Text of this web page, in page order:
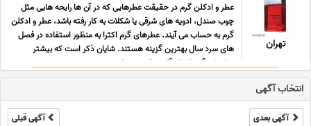
تهران
عطر و ادکلن گرم در حقیقت عطرهایی که در آن ‌ها رایحه ‌هایی مثل
چوب صندل، ادویه ‌های شرقی یا شکلات به کار رفته باشد، عطر و ادکلن
گرم به حساب می آیند. عطرهای گرم اکثرا به منظور استفاده در فصل
‌های سرد سال بهترین گزینه هستند. شایان ذکر است که بیشتر
عطرهای گرم از ماندگاری بالاتری برخ ... ...
انتخاب آگهی
آگهی بعدی آگهی قبلی